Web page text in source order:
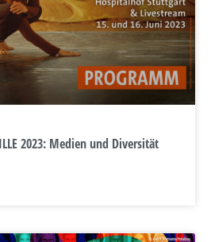
2023: Medien und Diversität